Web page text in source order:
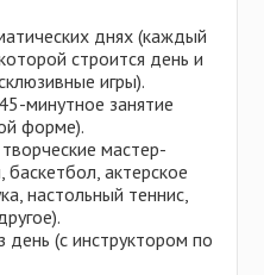
днях (каждый
строится день и
игры).
минутное занятие
форме).
мастер-
актерское
настольный теннис,
(с инструктором по